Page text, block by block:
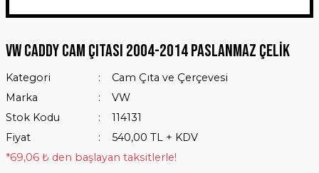
VW Caddy Cam Çıtası 2004-2014 Paslanmaz Çelik
Kategori
Cam Çıta ve Çerçevesi
Marka
VW
Stok Kodu
114131
Fiyat
540,00 TL + KDV
*69,06 ₺ den başlayan taksitlerle!